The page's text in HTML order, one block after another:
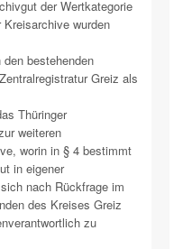
der Wertkategorie
wurden
bestehenden
Greiz als
Thüringer
weiteren
worin in § 4 bestimmt
in eigener
nach Rückfrage im
des Kreises Greiz
zu